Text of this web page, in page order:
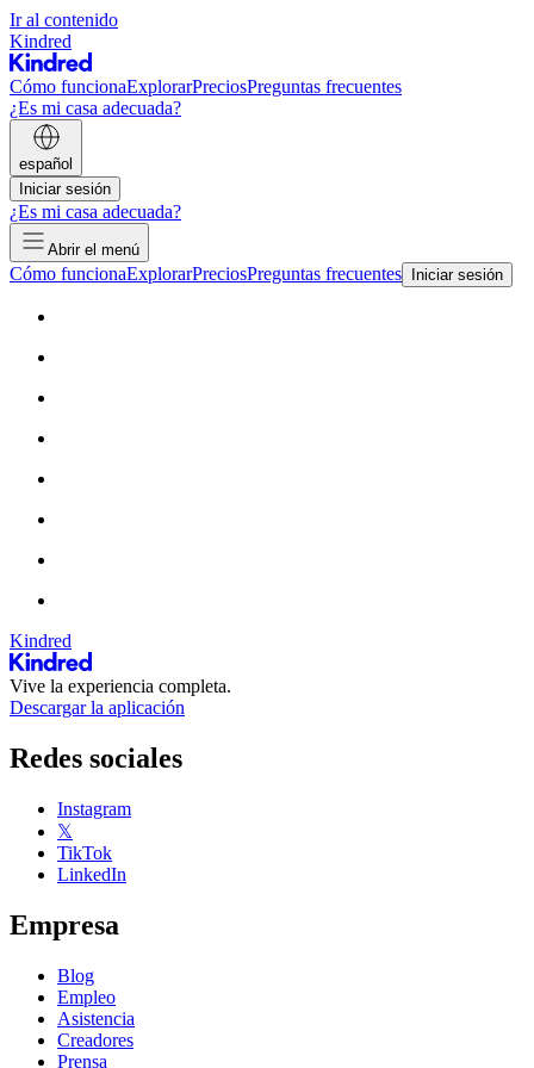
Ir al contenido
Kindred
Cómo funcionaExplorarPreciosPreguntas frecuentes
¿Es mi casa adecuada?
español
Iniciar sesión
¿Es mi casa adecuada?
Abrir el menú
Cómo funcionaExplorarPreciosPreguntas frecuentes Iniciar sesión
Kindred
Vive la experiencia completa.
Descargar la aplicación
Redes sociales
Instagram
𝕏
TikTok
LinkedIn
Empresa
Blog
Empleo
Asistencia
Creadores
Prensa